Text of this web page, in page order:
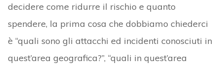
decidere come ridurre il rischio e quanto
spendere, la prima cosa che dobbiamo chiederci
è “quali sono gli attacchi ed incidenti conosciuti in
quest’area geografica?”, “quali in quest’area